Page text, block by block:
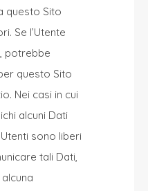
questo Sito
Se l’Utente
potrebbe
questo Sito
Nei casi in cui
alcuni Dati
sono liberi
tali Dati,